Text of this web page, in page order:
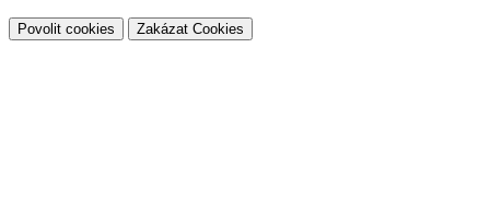
Povolit cookies Zakázat Cookies